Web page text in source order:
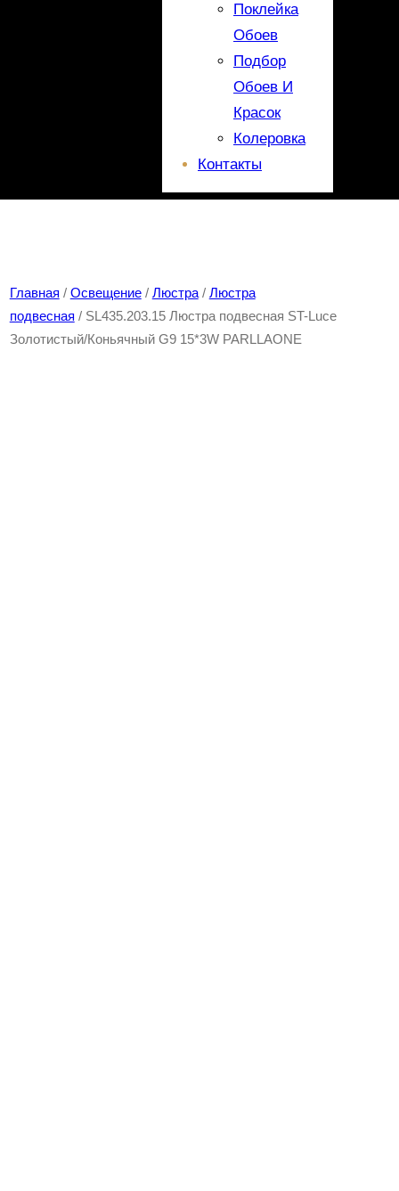
Поклейка
Обоев
Подбор
Обоев И
Красок
Колеровка
Контакты
Главная / Освещение/ Люстра/ Люстра
подвесная / SL435.203.15 Люстра подвесная ST-Luce
Золотистый/Коньячный G9 15*3W PARLLAONE